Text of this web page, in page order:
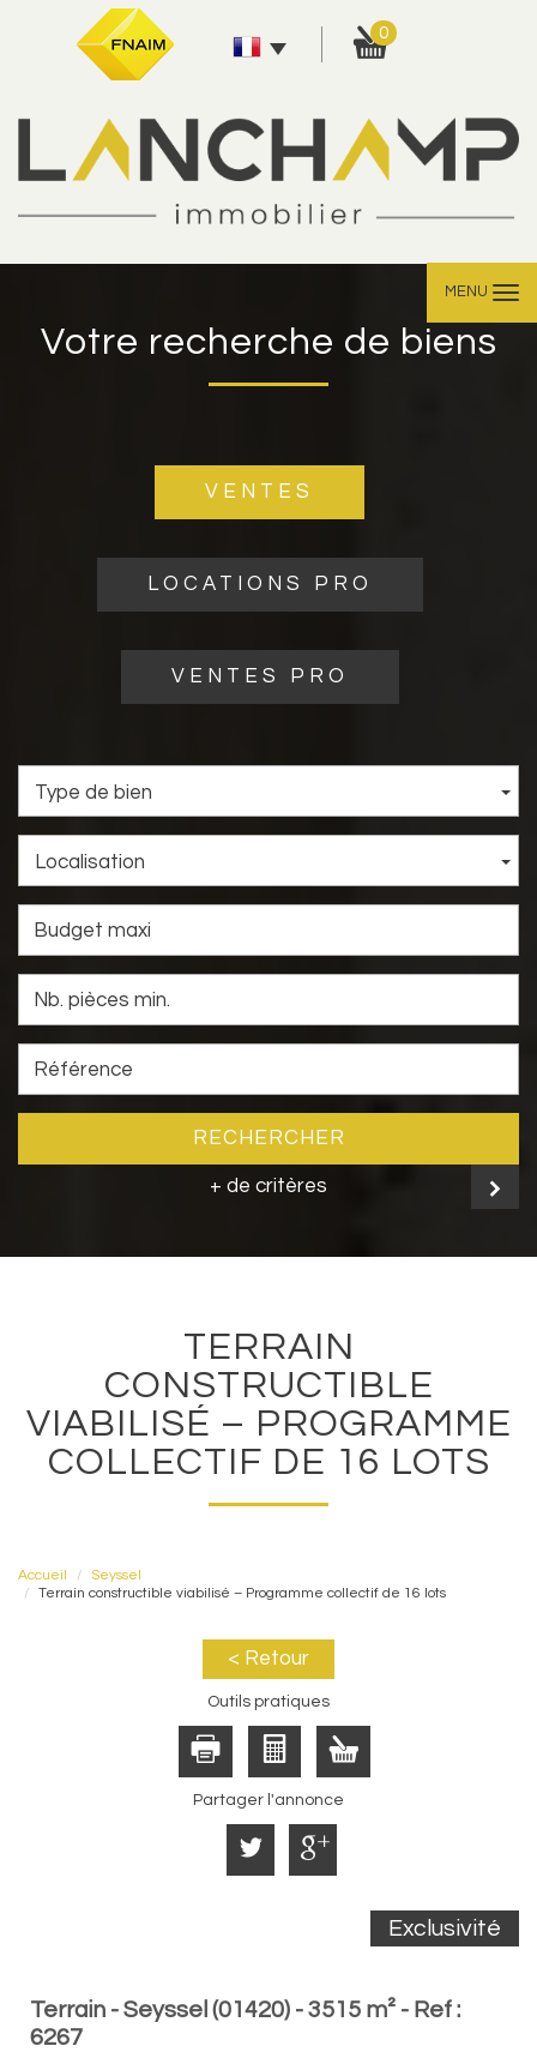
0
MENU
Votre recherche de biens
VENTES
LOCATIONS PRO
VENTES PRO
Type de bien
Localisation
RECHERCHER
+ de critères
TERRAIN
CONSTRUCTIBLE
VIABILISÉ – PROGRAMME
COLLECTIF DE 16 LOTS
Accueil
Seyssel
Terrain constructible viabilisé – Programme collectif de 16 lots
< Retour
Outils pratiques
Partager l'annonce
Exclusivité
Terrain - Seyssel (01420) - 3515 m² - Ref :
6267